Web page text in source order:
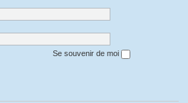
Se souvenir de moi